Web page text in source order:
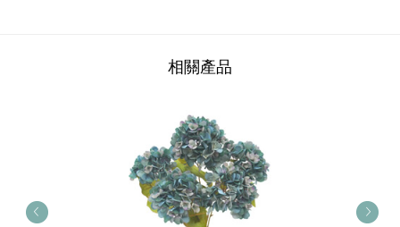
相關產品